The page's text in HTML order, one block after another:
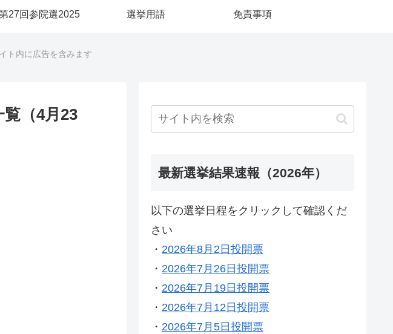
27回参院選2025 選挙用語 免責事項
ト内に広告を含みます
（4月23
最新選挙結果速報（2026年）
以下の選挙日程をクリックして確認くだ
さい
・ 2026年8月2日投開票
・ 2026年7月26日投開票
・ 2026年7月19日投開票
・ 2026年7月12日投開票
・ 2026年7月5日投開票